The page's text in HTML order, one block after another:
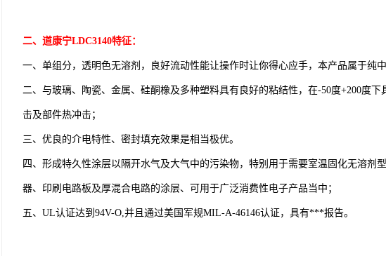
二、道康宁LDC3140特征：
一、单组分，透明色无溶剂，良好流动性能让操作时让你得心应手，本产品属于纯
二、与玻璃、陶瓷、金属、硅酮橡及多种塑料具有良好的粘结性，在-50度+200度
击及部件热冲击；
三、优良的介电特性、密封填充效果是相当极优。
四、形成特久性涂层以隔开水气及大气中的污染物，特别用于需要室温固化无溶剂
器、印刷电路板及厚混合电路的涂层、可用于广泛消费性电子产品当中；
五、UL认证达到94V-O,并且通过美国军规MIL-A-46146认证，具有***报告。